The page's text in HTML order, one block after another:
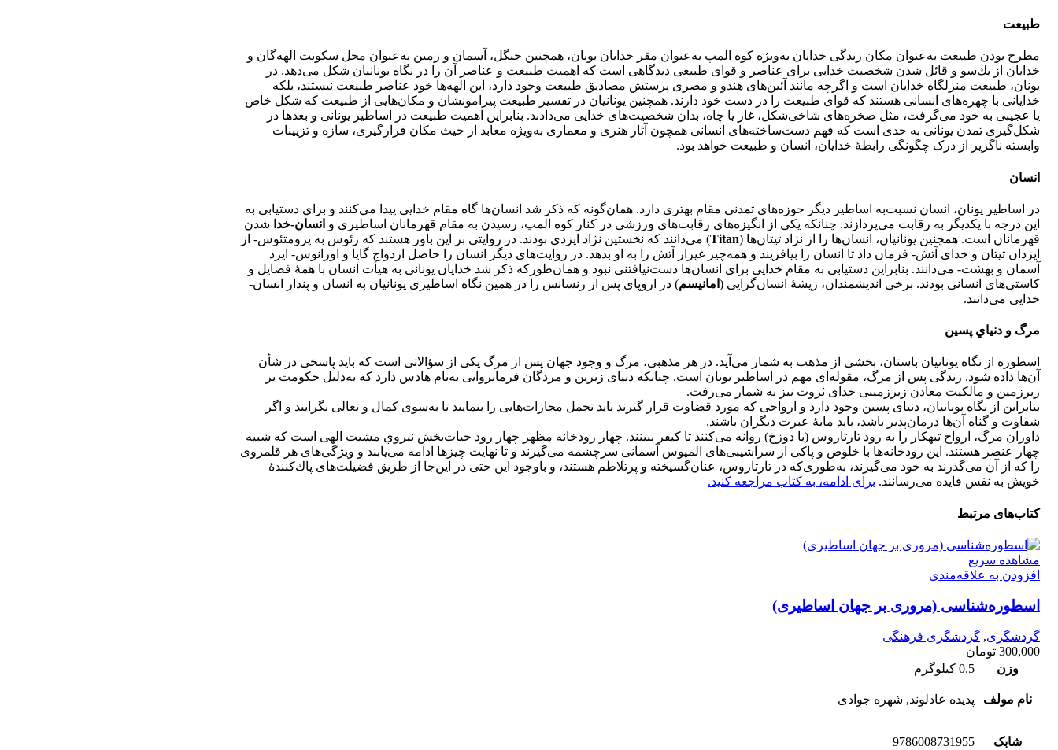
طبيعت
مطرح ‌بودن طبيعت به‌عنوان مكان زندگی خدايان به‌ويژه كوه المپ به‌عنوان مقر خدايان يونان، همچنين جنگل، آسمان و زمين به‌عنوان محل سكونت الهه‌گان و
خدايان از يك‌سو و قائل‌ شدن شخصيت خدايی برای عناصر و قوای طبيعی ديدگاهی است كه اهميت طبيعت و عناصر آن را در نگاه يونانيان شكل می‌دهد. در
يونان، طبيعت منزلگاه خدايان است و اگرچه مانند آئين‌های هندو و مصری پرستش مصاديق طبيعت وجود دارد، اين الهه‌ها خود عناصر طبيعت نيستند، بلكه
خدايانی با چهره‌های انسانی هستند كه قوای طبيعت را در دست خود دارند. همچنين يونانيان در تفسير طبيعت پيرامونشان و مكان‌هايی از طبيعت كه شكل خاص
يا عجيبی به خود می‌گرفت، مثل صخره‌های شاخی‌شكل، غار يا چاه، بدان شخصيت‌های خدایی می‌دادند. بنابراين اهميت طبيعت در اساطير يونانی و بعدها در
شكل‌گيری تمدن يونانی به حدی است كه فهم دست‌ساخته‌های انسانی همچون آثار هنری و معماری به‌ويژه معابد از حيث مكان قرارگيری، سازه و تزيينات
وابسته ناگزير از درک چگونگی رابطۀ خدايان، انسان و طبيعت خواهد بود.
انسان
در اساطير يونان، انسان نسبت‌به اساطير ديگر حوزه‌های تمدنی مقام بهتری دارد. همان‌گونه كه ذكر شد انسان‌ها گاه مقام خدايی پيدا مي‌كنند و براي دستيابی به
اين درجه با يكديگر به رقابت می‌پردازند. چنانكه يكی از انگيزه‌های رقابت‌های ورزشی در كنار كوه المپ، رسيدن به مقام قهرمانان اساطيری و انسان-خد ا شدن
قهرمانان است. همچنين يونانيان، انسان‌ها را از نژاد تيتان‌ها (Titan) می‌دانند كه نخستين نژاد ايزدی بودند. در روايتی بر اين باور هستند كه زئوس به پرومتئوس- از
ايزدان تيتان و خدای آتش- فرمان داد تا انسان را بيافريند و همه‌چيز غير‌از آتش را به او بدهد. در روايت‌های ديگر انسان را حاصل ازدواج گايا و اورانوس- ايزد
آسمان و بهشت- می‌دانند. بنابراين دستيابی به مقام خدايی برای انسان‌ها دست‌نيافتنی نبود و همان‌طوركه ذكر شد خدايان يونانی به هيأت انسان با همۀ فضايل و
كاستی‌های انسانی بودند. برخی انديشمندان، ريشۀ انسان‌گرايی ( امانيسم) در اروپای پس از رنسانس را در همين نگاه اساطيری يونانيان به انسان و پندار انسان-
خدايی می‌دانند.
مرگ و دنياي پسين
اسطوره از نگاه يونانيان باستان، بخشی از مذهب به شمار می‌آيد. در هر مذهبی، مرگ و وجود جهان پس از مرگ يكی از سؤالاتی است كه بايد پاسخی در شأن
آن‌ها داده شود. زندگی پس از مرگ، مقوله‌ای مهم در اساطير يونان است. چنانكه دنيای زيرين و مردگان فرمانروايی به‌نام هادس دارد كه به‌دليل حكومت بر
زيرزمين و مالكيت معادن زيرزمينی خدای ثروت نيز به شمار می‌رفت.
بنابراين از نگاه يونانيان، دنيای پسين وجود دارد و ارواحی كه مورد قضاوت قرار گيرند بايد تحمل مجازات‌هايی را بنمايند تا به‌سوی كمال و تعالی بگرايند و اگر
شقاوت و گناه آن‌ها درمان‌پذير باشد، بايد مايۀ عبرت ديگران باشند.
داوران مرگ، ارواح تبهكار را به رود تارتاروس (يا دوزخ) روانه می‌كنند تا كيفر ببينند. چهار رودخانه مظهر چهار رود حيات‌بخش نيروي مشيت الهی است كه شبيه
چهار عنصر هستند. اين رودخانه‌ها با خلوص و پاكی از سراشيبی‌های المپوس آسمانی سرچشمه می‌گيرند و تا نهايت چيزها ادامه می‌يابند و ويژگی‌های هر قلمروی
را كه از آن می‌گذرند به خود می‌گيرند، به‌طوری‌كه در تارتاروس، عنان‌گسيخته و پرتلاطم هستند، و باوجود اين حتی در اين‌جا از طريق فضيلت‌های پاك‌كنندۀ
خويش به نفس فايده می‌رسانند. برای ادامه، به کتاب مراجعه کنید.
کتاب‌های مرتبط
مشاهده سریع
افزودن به علاقه‌مندی
اسطوره‌شناسی (مروری بر جهان اساطیری)
گردشگری, گردشگری فرهنگی
300,000 تومان
وزن
0.5 کیلوگرم
نام مولف پدیده عادلوند, شهره جوادی
شابک 9786008731955